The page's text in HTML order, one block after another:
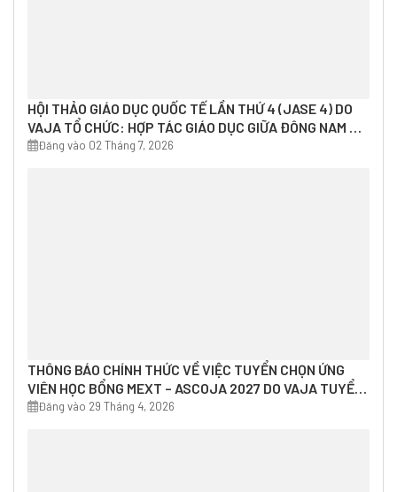
HỘI THẢO GIÁO DỤC QUỐC TẾ LẦN THỨ 4 (JASE 4) DO
VAJA TỔ CHỨC: HỢP TÁC GIÁO DỤC GIỮA ĐÔNG NAM Á
VÀ NHẬT BẢN TRONG BỐI CẢNH THẾ GIỚI MỚI
Đăng vào 02 Tháng 7, 2026
THÔNG BÁO CHÍNH THỨC VỀ VIỆC TUYỂN CHỌN ỨNG
VIÊN HỌC BỔNG MEXT – ASCOJA 2027 DO VAJA TUYỂN
CHỌN
Đăng vào 29 Tháng 4, 2026